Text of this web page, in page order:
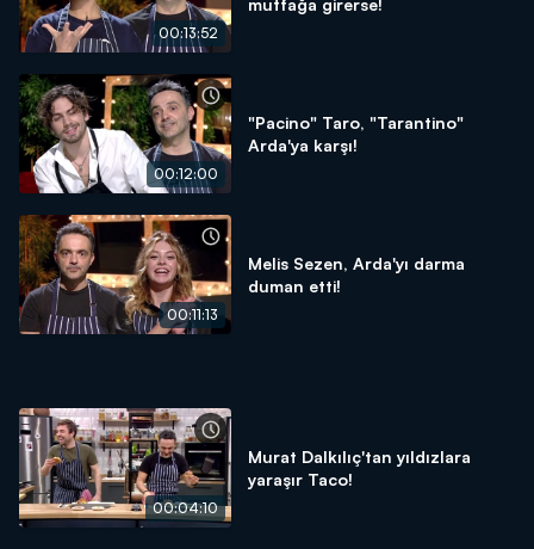
00:13:52
mutfağa girerse!
00:12:00
"Pacino" Taro, "Tarantino"
Arda'ya karşı!
00:11:13
Melis Sezen, Arda'yı darma
duman etti!
00:04:10
Murat Dalkılıç'tan yıldızlara
yaraşır Taco!